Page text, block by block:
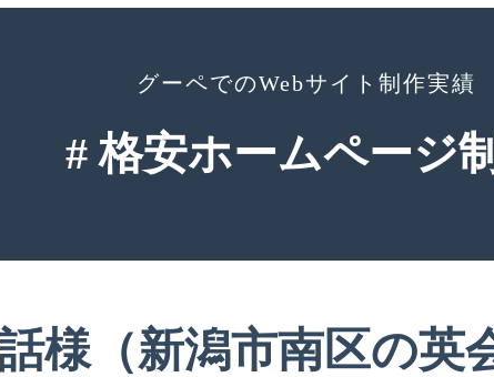
グーペでのWebサイト制作実績
# 格安ホームページ
様（新潟市南区の英